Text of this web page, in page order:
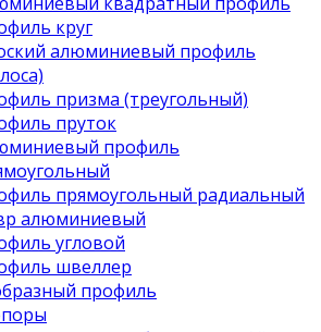
круг
алюминиевый профиль
призма (треугольный)
пруток
профиль
прямоугольный радиальный
алюминиевый
угловой
швеллер
профиль